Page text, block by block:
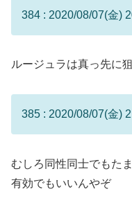
384 : 2020/08/07(金)
ルージュラは真っ先に
385 : 2020/08/07(金)
むしろ同性同士でもた
有効でもいいんやぞ